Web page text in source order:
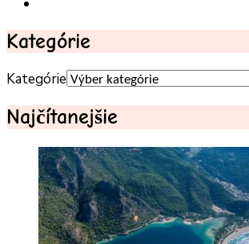
Kategórie
Kategórie
Najčítanejšie